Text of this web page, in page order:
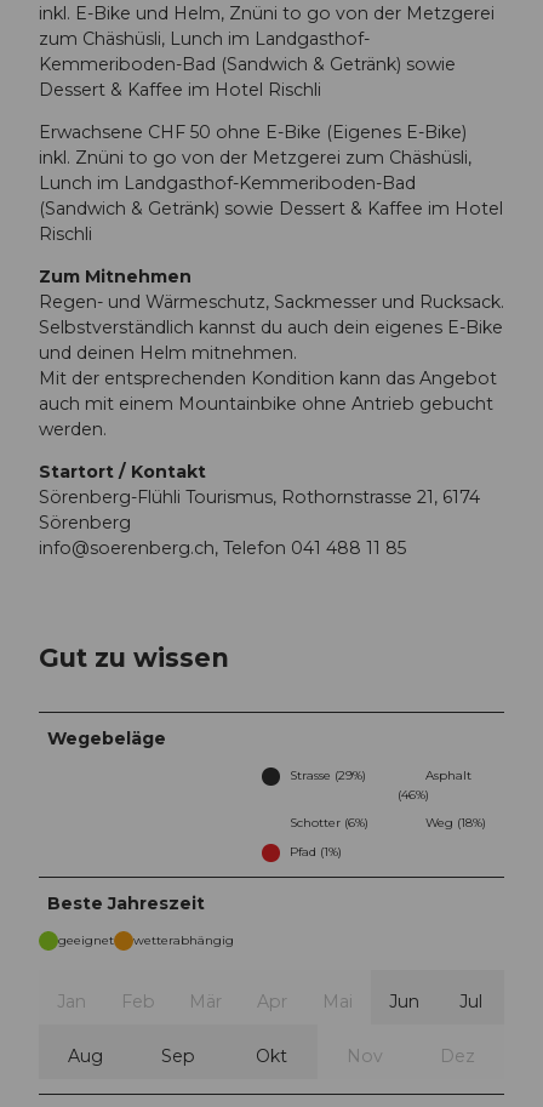
inkl. E-Bike und Helm, Znüni to go von der Metzgerei
zum Chäshüsli, Lunch im Landgasthof-
Kemmeriboden-Bad (Sandwich & Getränk) sowie
Dessert & Kaffee im Hotel Rischli
Erwachsene CHF 50 ohne E-Bike (Eigenes E-Bike)
inkl. Znüni to go von der Metzgerei zum Chäshüsli,
Lunch im Landgasthof-Kemmeriboden-Bad
(Sandwich & Getränk) sowie Dessert & Kaffee im Hotel
Rischli
Zum Mitnehmen
Regen- und Wärmeschutz, Sackmesser und Rucksack.
Selbstverständlich kannst du auch dein eigenes E-Bike
und deinen Helm mitnehmen.
Mit der entsprechenden Kondition kann das Angebot
auch mit einem Mountainbike ohne Antrieb gebucht
werden.
Startort / Kontakt
Sörenberg-Flühli Tourismus, Rothornstrasse 21, 6174
Sörenberg
info@soerenberg.ch, Telefon 041 488 11 85
Gut zu wissen
Wegebeläge
Strasse (29%)
Asphalt
(46%)
Schotter (6%)
Weg (18%)
Pfad (1%)
Beste Jahreszeit
geeignet wetterabhängig
Jan Feb Mär Apr Mai Jun Jul
Aug Sep Okt Nov Dez